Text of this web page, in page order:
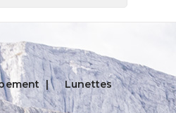
Lunettes